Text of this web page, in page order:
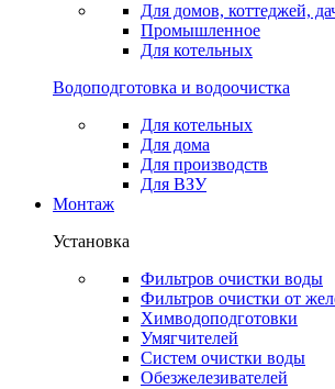
Для домов, коттеджей,
Промышленное
Для котельных
Водоподготовка и водоочистка
Для котельных
Для дома
Для производств
Для ВЗУ
Монтаж
Установка
Фильтров очистки воды
Фильтров очистки от
Химводоподготовки
Умягчителей
Систем очистки воды
Обезжелезивателей